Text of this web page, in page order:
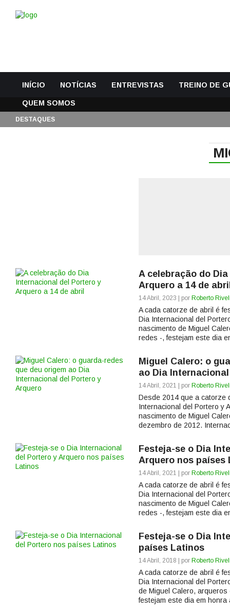
INÍCIO NOTÍCIAS ENTREVISTAS TREINO DE
QUEM SOMOS
DESTAQUES
A celebração do
Arquero a 14 de
14 Abril, 2023 | por Roberto
A cada catorze de abril é
Dia Internacional del
nascimento de Miguel
redes -, festejam este dia
Miguel Calero: o
ao Dia
14 Abril, 2021 | por Roberto
Desde 2014 que a catorze
Internacional del Portero y
nascimento de Miguel
dezembro de 2012.
Festeja-se o Dia
Arquero nos países
14 Abril, 2021 | por Roberto
A cada catorze de abril é
Dia Internacional del
nascimento de Miguel
redes -, festejam este dia
Festeja-se o Dia
países Latinos
14 Abril, 2018 | por Roberto
A cada catorze de abril é
Dia Internacional del
de Miguel Calero,
festejam este dia em honra